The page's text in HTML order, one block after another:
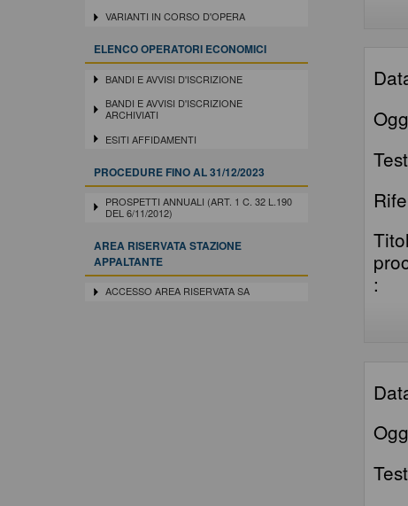
VARIANTI IN CORSO D'OPERA
ELENCO OPERATORI ECONOMICI
BANDI E AVVISI D'ISCRIZIONE
BANDI E AVVISI D'ISCRIZIONE
ARCHIVIATI
ESITI AFFIDAMENTI
PROCEDURE FINO AL 31/12/2023
PROSPETTI ANNUALI (ART. 1 C. 32 L.190
DEL 6/11/2012)
AREA RISERVATA STAZIONE
APPALTANTE
ACCESSO AREA RISERVATA SA
: